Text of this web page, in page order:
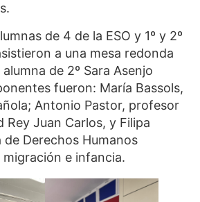
de 4 de la ESO y 1º y 2º
a una mesa redonda
de 2º Sara Asenjo
fueron: María Bassols,
Antonio Pastor, profesor
Rey Juan Carlos, y Filipa
Derechos Humanos
migración e infancia.